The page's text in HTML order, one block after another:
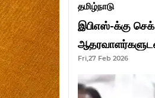
தமிழ்நாடு
இபிஎஸ்-க்கு
Fri,27 Feb 2026